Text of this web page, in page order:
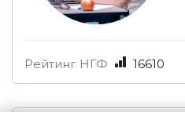
Рейтинг НГФ 16610